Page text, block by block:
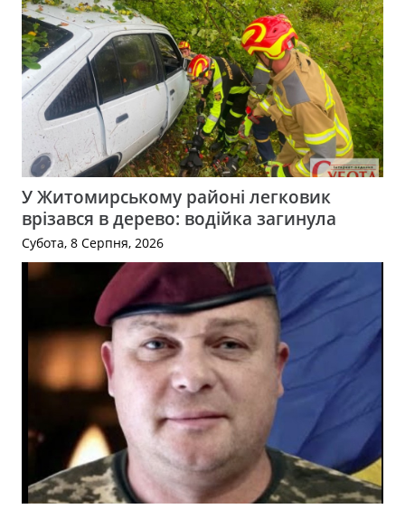
У Житомирському районі легковик
врізався в дерево: водійка загинула
Субота, 8 Серпня, 2026